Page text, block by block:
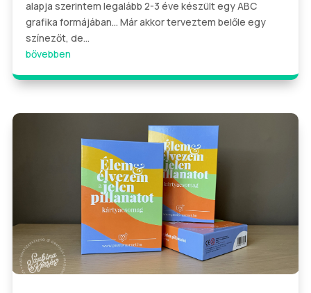
alapja szerintem legalább 2-3 éve készült egy ABC
grafika formájában... Már akkor terveztem belőle egy
színezőt, de...
bővebben